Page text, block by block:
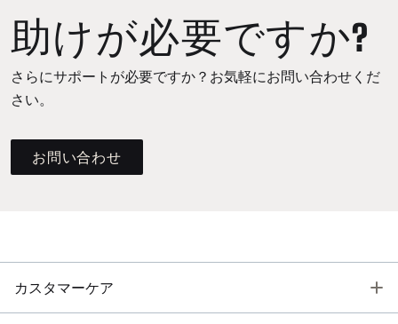
助けが必要ですか?
さらにサポートが必要ですか？お気軽にお問い合わせくだ
さい。
お問い合わせ
カスタマーケア